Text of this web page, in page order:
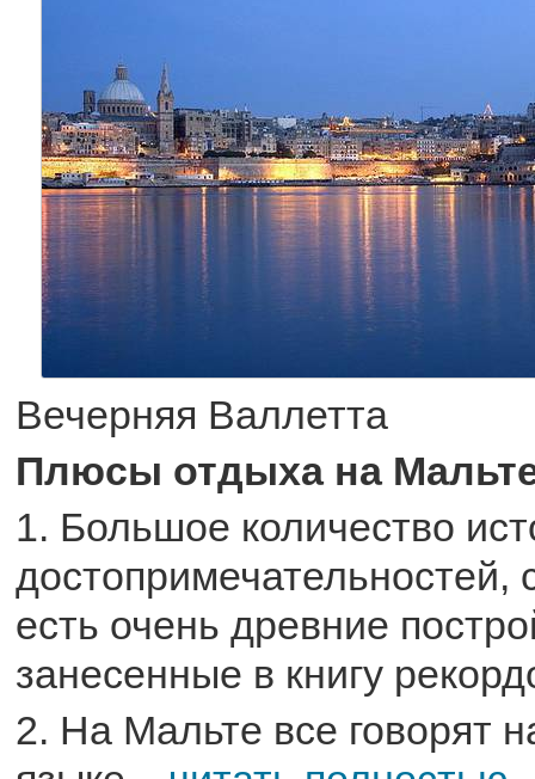
Вечерняя Валлетта
Плюсы отдыха на
1. Большое количество
достопримечательностей,
есть очень древние
занесенные в книгу
2. На Мальте все говорят